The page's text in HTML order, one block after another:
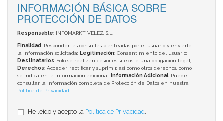
INFORMACIÓN BÁSICA SOBRE
PROTECCIÓN DE DATOS
Responsable: INFOMARKT VELEZ, S.L.
Finalidad: Responder las consultas planteadas por el usuario y enviarle
la información solicitada; Legitimación: Consentimiento del usuario;
Destinatarios: Solo se realizan cesiones si existe una obligación legal;
Derechos: Acceder, rectificar y suprimir, así como otros derechos, como
se indica en la información adicional;
Información Adicional: Puede
consultar la información completa de Protección de Datos en nuestra
Política de Privacidad
He leído y acepto la Política de Privacidad.